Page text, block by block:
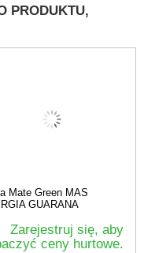
PRODUKTU,
Mate Green MAS
GUARANA
Zarejestruj się, aby
ceny hurtowe.